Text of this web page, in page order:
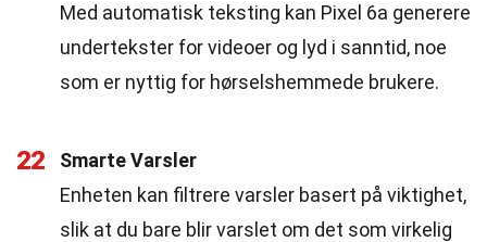
Med automatisk teksting kan Pixel 6a generere
undertekster for videoer og lyd i sanntid, noe
som er nyttig for hørselshemmede brukere.
22
Smarte Varsler
Enheten kan filtrere varsler basert på viktighet,
slik at du bare blir varslet om det som virkelig